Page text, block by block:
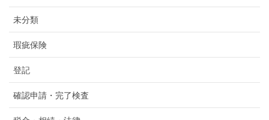
未分類
瑕疵保険
登記
確認申請・完了検査